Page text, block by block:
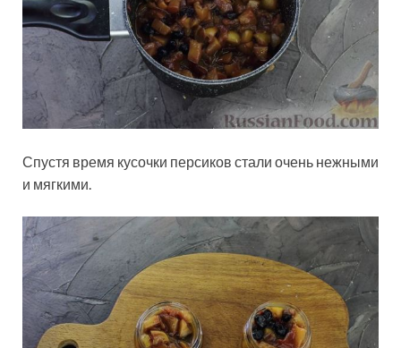
Спустя время кусочки персиков стали очень нежными
и мягкими.